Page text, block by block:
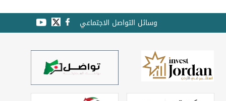
وسائل التواصل الاجتماعي